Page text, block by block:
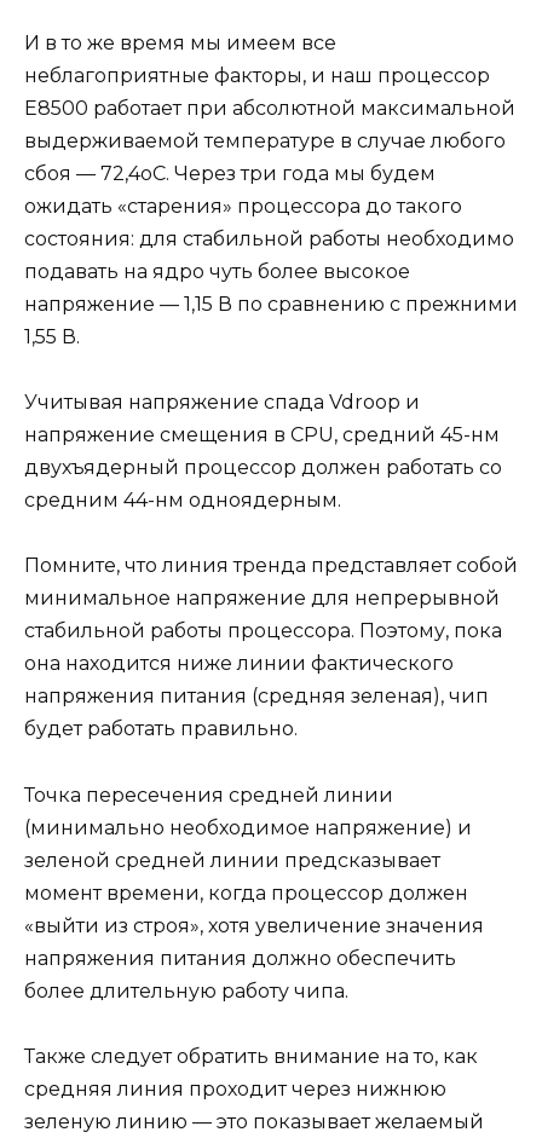
И в то же время мы имеем все
неблагоприятные факторы, и наш процессор
E8500 работает при абсолютной максимальной
выдерживаемой температуре в случае любого
сбоя — 72,4oC. Через три года мы будем
ожидать «старения» процессора до такого
состояния: для стабильной работы необходимо
подавать на ядро чуть более высокое
напряжение — 1,15 В по сравнению с прежними
1,55 В.
Учитывая напряжение спада Vdroop и
напряжение смещения в CPU, средний 45-нм
двухъядерный процессор должен работать со
средним 44-нм одноядерным.
Помните, что линия тренда представляет собой
минимальное напряжение для непрерывной
стабильной работы процессора. Поэтому, пока
она находится ниже линии фактического
напряжения питания (средняя зеленая), чип
будет работать правильно.
Точка пересечения средней линии
(минимально необходимое напряжение) и
зеленой средней линии предсказывает
момент времени, когда процессор должен
«выйти из строя», хотя увеличение значения
напряжения питания должно обеспечить
более длительную работу чипа.
Также следует обратить внимание на то, как
средняя линия проходит через нижнюю
зеленую линию — это показывает желаемый